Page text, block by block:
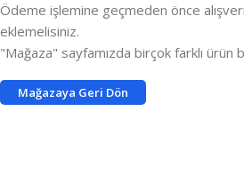
Ödeme işlemine geçmeden önce
eklemelisiniz.
"Mağaza" sayfamızda birçok farklı ürün
Mağazaya Geri Dön